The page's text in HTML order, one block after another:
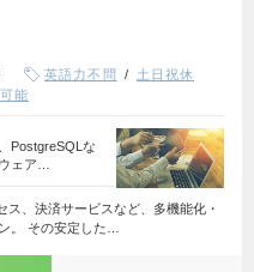
英語力不問
土日祝休
能
PostgreSQLな
ェア…
ス、決済サービスなど、多機能化・
。 その安定した…